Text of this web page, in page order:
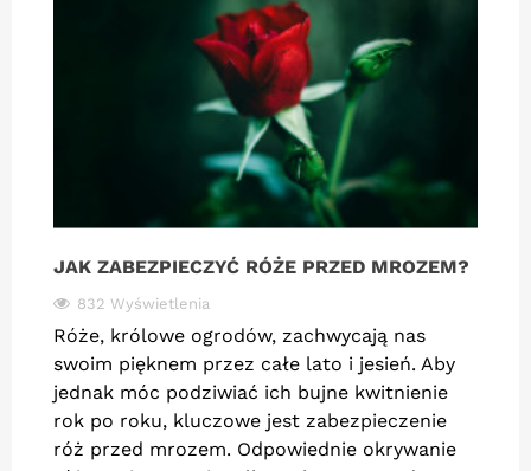
JAK ZABEZPIECZYĆ RÓŻE PRZED MROZEM?
832 Wyświetlenia
Róże, królowe ogrodów, zachwycają nas
swoim pięknem przez całe lato i jesień. Aby
jednak móc podziwiać ich bujne kwitnienie
rok po roku, kluczowe jest zabezpieczenie
róż przed mrozem. Odpowiednie okrywanie